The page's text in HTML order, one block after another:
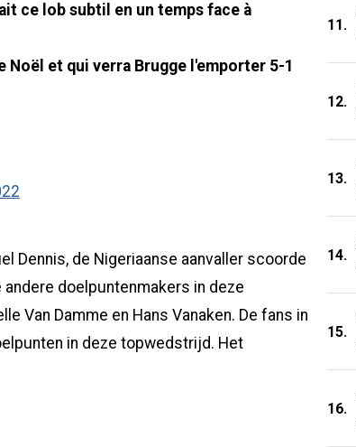
ce lob subtil en un temps face à
et qui verra Brugge l'emporter 5-1
Dennis, de Nigeriaanse aanvaller scoorde
andere doelpuntenmakers in deze
Van Damme en Hans Vanaken. De fans in
in deze topwedstrijd. Het
11.
12.
13.
14.
15.
16.